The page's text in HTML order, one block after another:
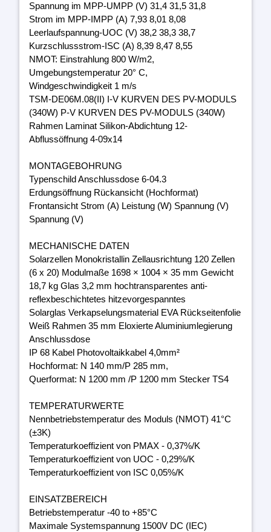
Spannung im MPP-UMPP (V) 31,4 31,5 31,8
Strom im MPP-IMPP (A) 7,93 8,01 8,08
Leerlaufspannung-UOC (V) 38,2 38,3 38,7
Kurzschlussstrom-ISC (A) 8,39 8,47 8,55
NMOT: Einstrahlung 800 W/m2,
Umgebungstemperatur 20° C,
Windgeschwindigkeit 1 m/s
TSM-DE06M.08(II) I-V KURVEN DES PV-MODULS
(340W) P-V KURVEN DES PV-MODULS (340W)
Rahmen Laminat Silikon-Abdichtung 12-
Abflussöffnung 4-09x14
MONTAGEBOHRUNG
Typenschild Anschlussdose 6-04.3
Erdungsöffnung Rückansicht (Hochformat)
Frontansicht Strom (A) Leistung (W) Spannung (V)
Spannung (V)
MECHANISCHE DATEN
Solarzellen Monokristallin Zellausrichtung 120 Zellen
(6 x 20) Modulmaße 1698 × 1004 × 35 mm Gewicht
18,7 kg Glas 3,2 mm hochtransparentes anti-
reflexbeschichtetes hitzevorgespanntes
Solarglas Verkapselungsmaterial EVA Rückseitenfolie
Weiß Rahmen 35 mm Eloxierte Aluminiumlegierung
Anschlussdose
IP 68 Kabel Photovoltaikkabel 4,0mm²
Hochformat: N 140 mm/P 285 mm,
Querformat: N 1200 mm /P 1200 mm Stecker TS4
TEMPERATURWERTE
Nennbetriebstemperatur des Moduls (NMOT) 41°C
(±3K)
Temperaturkoeffizient von PMAX - 0,37%/K
Temperaturkoeffizient von UOC - 0,29%/K
Temperaturkoeffizient von ISC 0,05%/K
EINSATZBEREICH
Betriebstemperatur -40 to +85°C
Maximale Systemspannung 1500V DC (IEC)